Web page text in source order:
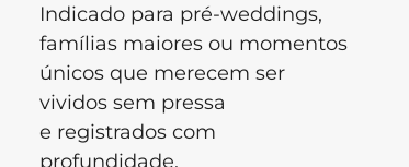
Indicado para pré-weddings,
famílias maiores ou momentos
únicos que merecem ser
vividos sem pressa
e registrados com
profundidade.